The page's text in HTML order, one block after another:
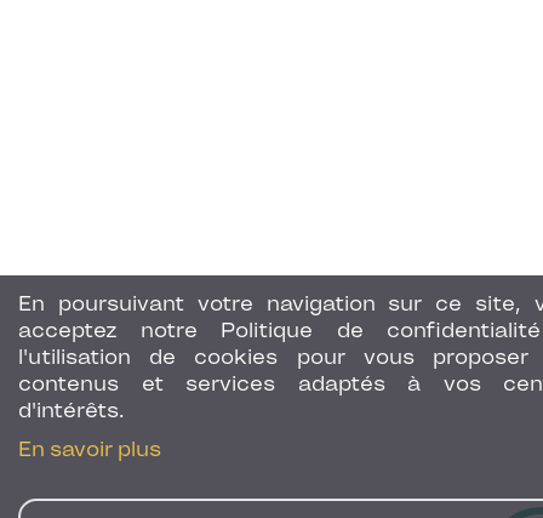
En poursuivant votre navigation sur ce site,
acceptez notre Politique de
l'utilisation de cookies pour vous proposer
contenus et services adaptés à vos
d'intérêts.
En savoir plus